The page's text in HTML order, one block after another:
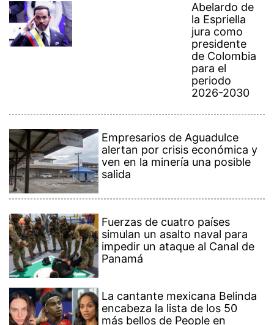
Abelardo de
la Espriella
jura como
presidente
de Colombia
para el
periodo
2026-2030
Empresarios de Aguadulce
alertan por crisis económica y
ven en la minería una posible
salida
Fuerzas de cuatro países
simulan un asalto naval para
impedir un ataque al Canal de
Panamá
La cantante mexicana Belinda
encabeza la lista de los 50
más bellos de People en